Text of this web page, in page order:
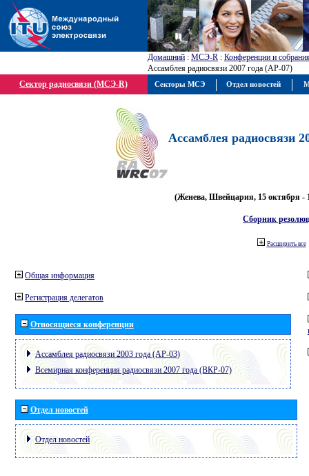
Домашний : МСЭ-R : Конференции и
Ассамблея радиосвязи 2007 года (АР-07)
Сектор радиосвязи (МСЭ-R)
Ассамблея радиосвязи
(Женева, Швейцария, 15 октября -
Сборник
Расширить все
Общая информация
Регистрация делегатов
Относящиеся конференции
Ассамблея радиосвязи 2003 года (АР-03)
Всемирная конференция радиосвязи 2007 года (ВКР-07)
Отдел новостей
Отдел новостей
Секторы МСЭ Отдел новостей